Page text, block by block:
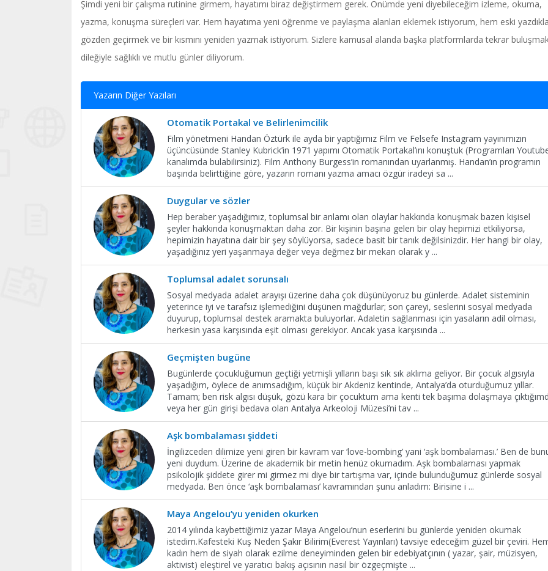
Şimdi yeni bir çalışma rutinine girmem, hayatımı biraz değiştirmem gerek. Önümde yeni diyebileceğim izleme, okuma,
yazma, konuşma süreçleri var. Hem hayatıma yeni öğrenme ve paylaşma alanları eklemek istiyorum, hem eski
gözden geçirmek ve bir kısmını yeniden yazmak istiyorum. Sizlere kamusal alanda başka platformlarda tekrar
dileğiyle sağlıklı ve mutlu günler diliyorum.
Yazarın Diğer Yazıları
Otomatik Portakal ve Belirlenimcilik
Film yönetmeni Handan Öztürk ile ayda bir yaptığımız Film ve Felsefe Instagram yayınımızın
üçüncüsünde Stanley Kubrick’in 1971 yapımı Otomatik Portakal’ını konuştuk (Programları
kanalımda bulabilirsiniz). Film Anthony Burgess’in romanından uyarlanmış. Handan’ın programın
başında belirttiğine göre, yazarın romanı yazma amacı özgür iradeyi sa ...
Duygular ve sözler
Hep beraber yaşadığımız, toplumsal bir anlamı olan olaylar hakkında konuşmak bazen kişisel
şeyler hakkında konuşmaktan daha zor. Bir kişinin başına gelen bir olay hepimizi etkiliyorsa,
hepimizin hayatına dair bir şey söylüyorsa, sadece basit bir tanık değilsinizdir. Her hangi bir olay,
yaşadığınız yeri yaşanmaya değer veya değmez bir mekan olarak y ...
Toplumsal adalet sorunsalı
Sosyal medyada adalet arayışı üzerine daha çok düşünüyoruz bu günlerde. Adalet sisteminin
yeterince iyi ve tarafsız işlemediğini düşünen mağdurlar; son çareyi, seslerini sosyal medyada
duyurup, toplumsal destek aramakta buluyorlar. Adaletin sağlanması için yasaların adil olması,
herkesin yasa karşısında eşit olması gerekiyor. Ancak yasa karşısında ...
Geçmişten bugüne
Bugünlerde çocukluğumun geçtiği yetmişli yılların başı sık sık aklıma geliyor. Bir çocuk algısıyla
yaşadığım, öylece de anımsadığım, küçük bir Akdeniz kentinde, Antalya’da oturduğumuz yıllar.
Tamam; ben risk algısı düşük, gözü kara bir çocuktum ama kenti tek başıma dolaşmaya
veya her gün girişi bedava olan Antalya Arkeoloji Müzesi’ni tav ...
Aşk bombalaması şiddeti
İngilizceden dilimize yeni giren bir kavram var ‘love-bombing’ yani ‘aşk bombalaması.’ Ben de
yeni duydum. Üzerine de akademik bir metin henüz okumadım. Aşk bombalaması yapmak
psikolojik şiddete girer mi girmez mi diye bir tartışma var, içinde bulunduğumuz günlerde sosyal
medyada. Ben önce ‘aşk bombalaması’ kavramından şunu anladım: Birisine i ...
Maya Angelou’yu yeniden okurken
2014 yılında kaybettiğimiz yazar Maya Angelou’nun eserlerini bu günlerde yeniden okumak
istedim.Kafesteki Kuş Neden Şakır Bilirim(Everest Yayınları) tavsiye edeceğim güzel bir çeviri.
kadın hem de siyah olarak ezilme deneyiminden gelen bir edebiyatçının ( yazar, şair, müzisyen,
aktivist) eleştirel ve yaratıcı bakış açısının nasıl bir özgeçmişte ...